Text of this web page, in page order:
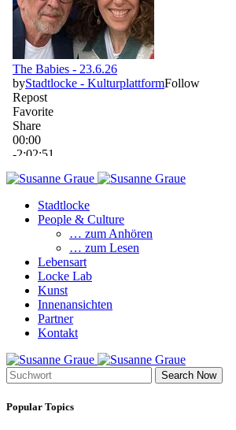
Stadtlocke
People & Culture
… zum Anhören
… zum Lesen
Lebensart
Locke Lab
Kunst
Innenansichten
Partner
Kontakt
Search Now
Popular Topics